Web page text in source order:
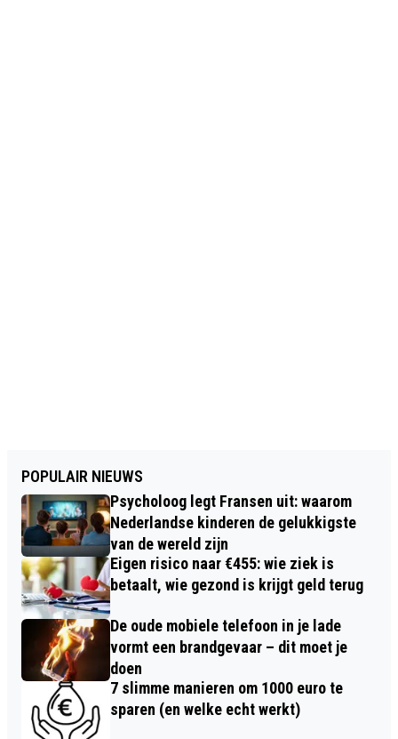
POPULAIR NIEUWS
Psycholoog legt Fransen uit: waarom
Nederlandse kinderen de gelukkigste
van de wereld zijn
Eigen risico naar €455: wie ziek is
betaalt, wie gezond is krijgt geld terug
De oude mobiele telefoon in je lade
vormt een brandgevaar – dit moet je
doen
7 slimme manieren om 1000 euro te
sparen (en welke echt werkt)